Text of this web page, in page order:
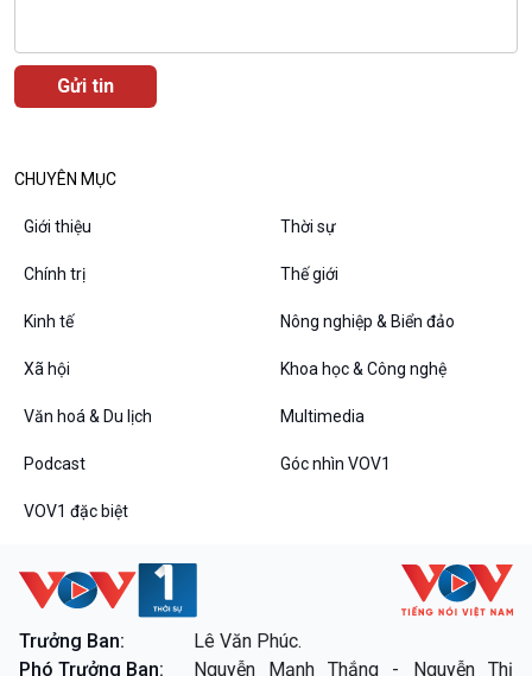
Câu chuyện thời sự
VOV1 đặc biệt
Thanh âm ký sự
Các chương trình đặc biệt
CHUYÊN MỤC
Giới thiệu Thời sự
Chính trị Thế giới
Kinh tế Nông nghiệp & Biển đảo
Xã hội Khoa học & Công nghệ
Văn hoá & Du lịch Multimedia
Podcast Góc nhìn VOV1
VOV1 đặc biệt
Trưởng Ban:
Lê Văn Phúc.
Phó Trưởng Ban:
Nguyễn Mạnh Thắng - Nguyễn Thị